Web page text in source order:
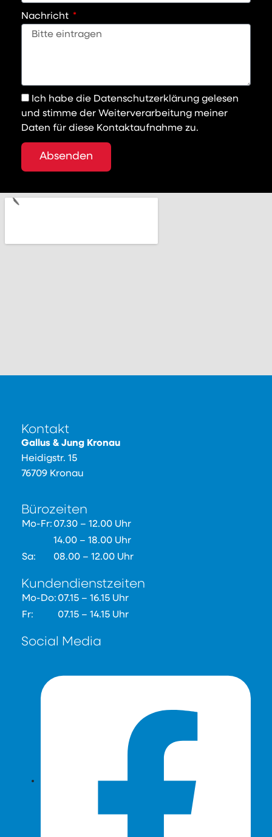
Nachricht
Ich habe die Datenschutzerklärung gelesen
und stimme der Weiterverarbeitung meiner
Daten für diese Kontaktaufnahme zu.
Absenden
Kontakt
Gallus & Jung Kronau
Heidigstr. 15
76709 Kronau
Bürozeiten
Mo-Fr: 07.30 – 12.00 Uhr
14.00 – 18.00 Uhr
Sa:
08.00 – 12.00 Uhr
Kundendienstzeiten
Mo-Do: 07.15 – 16.15 Uhr
Fr:
07.15 – 14.15 Uhr
Social Media